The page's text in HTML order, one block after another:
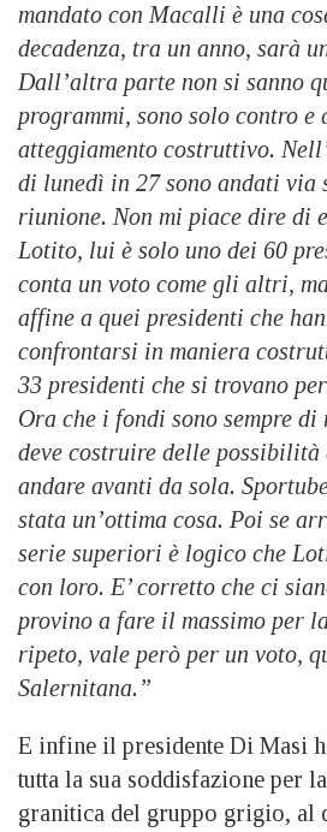
mandato con Macalli è una
decadenza, tra un anno, sarà
Dall’altra parte non si sanno
programmi, sono solo contro e
atteggiamento costruttivo.
di lunedì in 27 sono andati via
riunione. Non mi piace dire di
Lotito, lui è solo uno dei 60
conta un voto come gli altri,
affine a quei presidenti che
confrontarsi in maniera
33 presidenti che si trovano
Ora che i fondi sono sempre di
deve costruire delle possibilità
andare avanti da sola.
stata un’ottima cosa. Poi se
serie superiori è logico che
con loro. E’ corretto che ci
provino a fare il massimo per
ripeto, vale però per un voto,
Salernitana.”
E infine il presidente Di Masi
tutta la sua soddisfazione per
granitica del gruppo grigio, al